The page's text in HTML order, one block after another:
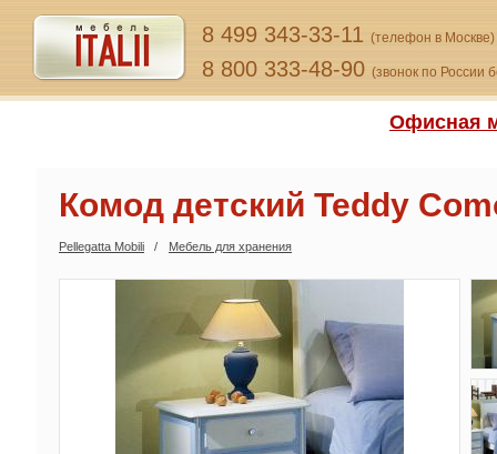
8 499 343-33-11 (телефон в Москве)
8 800 333-48-90 (звонок по России
Офисная
Комод детский Teddy
Pellegatta Mobili Мебель для хранения